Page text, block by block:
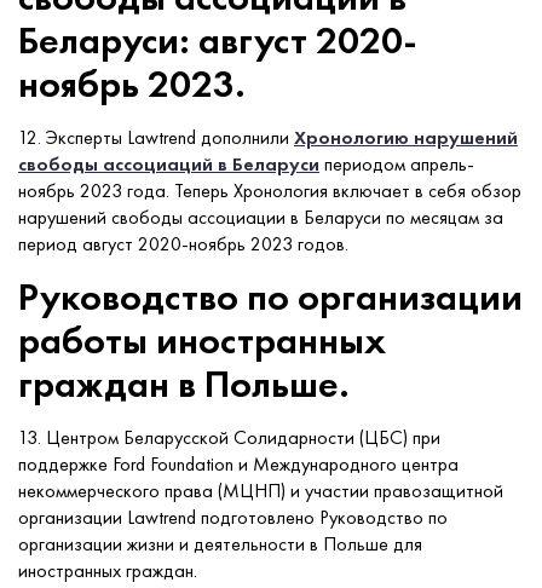
Беларуси: август 2020-
ноябрь 2023.
12. Эксперты Lawtrend дополнили Хронологию нарушений
свободы ассоциаций в Беларуси периодом апрель-
ноябрь 2023 года. Теперь Хронология включает в себя обзор
нарушений свободы ассоциации в Беларуси по месяцам за
период август 2020-ноябрь 2023 годов.
Руководство по организации
работы иностранных
граждан в Польше.
13. Центром Беларусской Солидарности (ЦБС) при
поддержке Ford Foundation и Международного центра
некоммерческого права (МЦНП) и участии правозащитной
организации Lawtrend подготовлено Руководство по
организации жизни и деятельности в Польше для
иностранных граждан.